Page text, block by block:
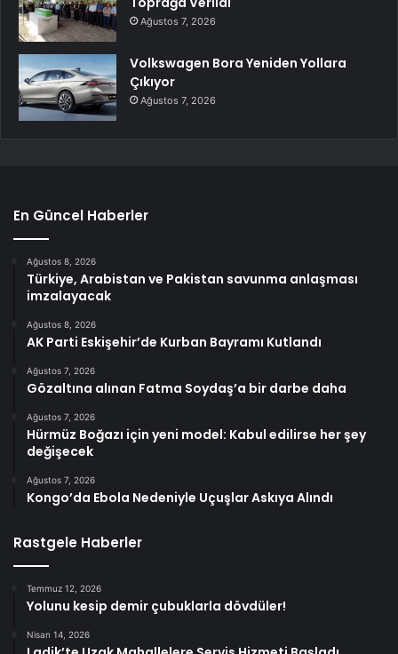
Ağustos 7, 2026
Volkswagen Bora Yeniden Yollara
Çıkıyor
Ağustos 7, 2026
En Güncel Haberler
Ağustos 8, 2026
Türkiye, Arabistan ve Pakistan savunma anlaşması
imzalayacak
Ağustos 8, 2026
AK Parti Eskişehir’de Kurban Bayramı Kutlandı
Ağustos 7, 2026
Gözaltına alınan Fatma Soydaş’a bir darbe daha
Ağustos 7, 2026
Hürmüz Boğazı için yeni model: Kabul edilirse her şey
değişecek
Ağustos 7, 2026
Kongo’da Ebola Nedeniyle Uçuşlar Askıya Alındı
Rastgele Haberler
Temmuz 12, 2026
Yolunu kesip demir çubuklarla dövdüler!
Nisan 14, 2026